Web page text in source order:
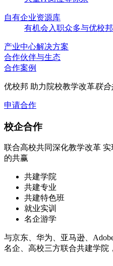
自有企业资源库
有机会入职众多与优校
产业中心解决方案
合作伙伴与生态
合作案例
优校邦 助力院校教学改革联合
申请合作
校企合作
联合高校共同深化教学改革
的共赢
共建学院
共建专业
共建特色班
就业实训
名企游学
与京东、华为、亚马逊、
名企、高校三方联合共建学院